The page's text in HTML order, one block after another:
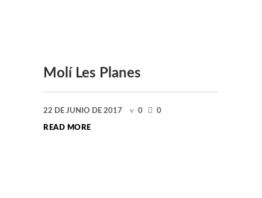
Molí Les Planes
22 DE JUNIO DE 2017 0 0
READ MORE